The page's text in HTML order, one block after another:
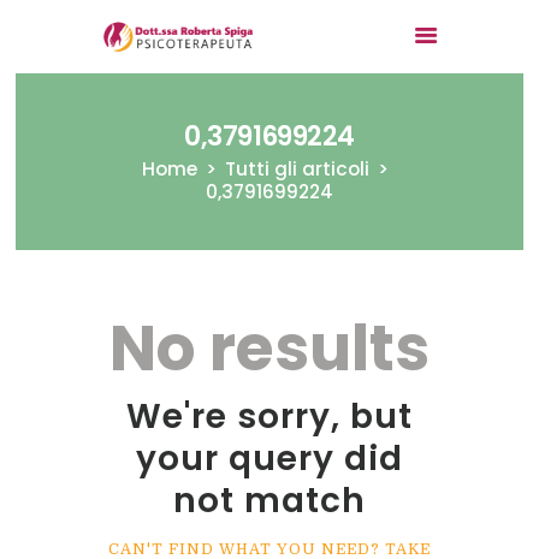
0,3791699224
Home
Tutti gli articoli
0,3791699224
Home
Tecniche
Contatti
Articoli
No results
We're sorry, but
your query did
not match
CAN'T FIND WHAT YOU NEED? TAKE